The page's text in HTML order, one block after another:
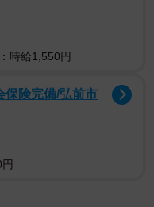
りたい、と思ったんで
口にできるようにな
、また次の挑戦をしよ
→「お年玉査定」
時給1,550円
保険完備/弘前市